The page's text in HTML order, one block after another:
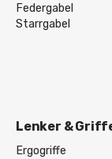
Federgabel
Starrgabel
Lenker &
Ergogriffe